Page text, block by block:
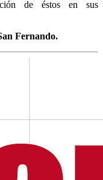
de éstos en sus
Fernando.